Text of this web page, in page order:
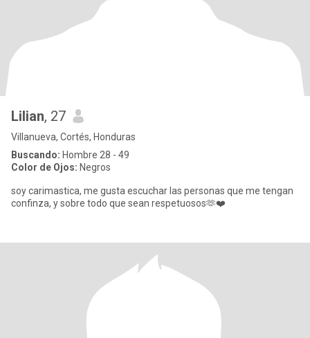
Lilian, 27
Villanueva, Cortés, Honduras
Buscando: Hombre 28 - 49
Color de Ojos: Negros
soy carimastica, me gusta escuchar las personas que me tengan
confinza, y sobre todo que sean respetuosos🫶❤️